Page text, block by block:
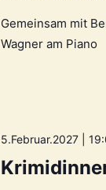
Gemeinsam mit
Wagner am Piano
5.Februar.2027 |